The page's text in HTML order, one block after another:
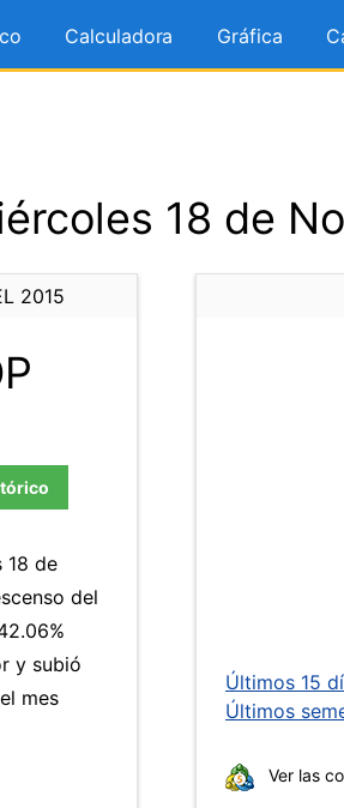
Calculadora Gráfica
18 de
2015
18 de
del
y subió
mes
Últimos 15
Últimos
Ver las